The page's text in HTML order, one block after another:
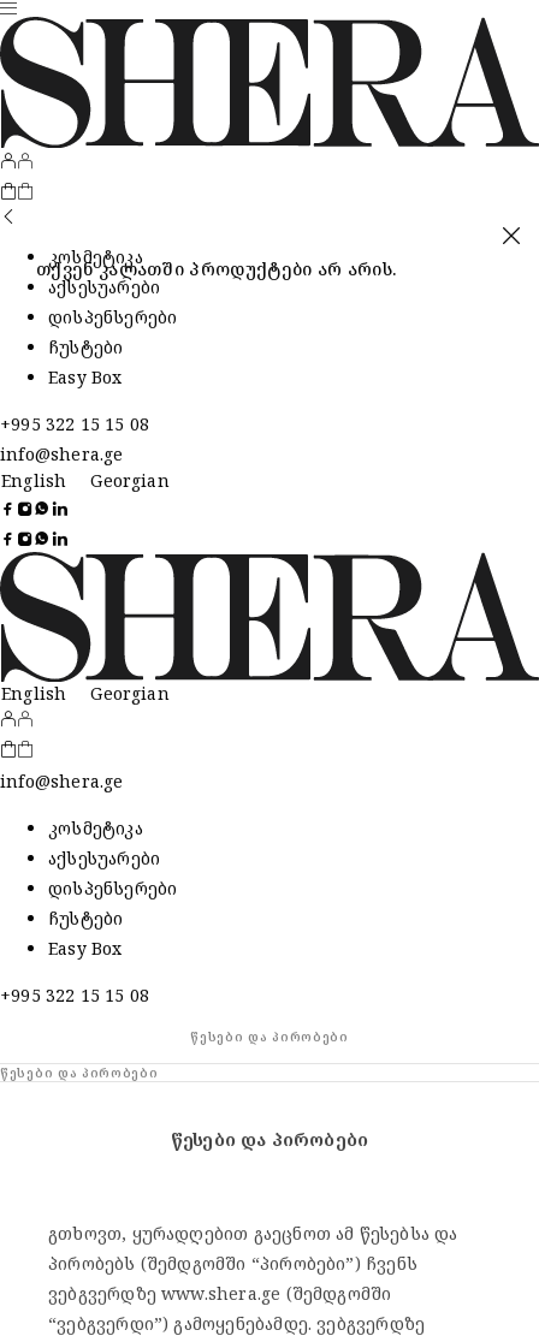
თქვენ კალათში პროდუქტები არ არის.
კოსმეტიკა
აქსესუარები
დისპენსერები
ჩუსტები
Easy Box
+995 322 15 15 08
info@shera.ge
English
Georgian
English Georgian
info@shera.ge
კოსმეტიკა
აქსესუარები
დისპენსერები
ჩუსტები
Easy Box
+995 322 15 15 08
ᲬᲔᲡᲔᲑᲘ ᲓᲐ ᲞᲘᲠᲝᲑᲔᲑᲘ
ᲬᲔᲡᲔᲑᲘ ᲓᲐ ᲞᲘᲠᲝᲑᲔᲑᲘ
წესები და პირობები
გთხოვთ, ყურადღებით გაეცნოთ ამ წესებსა და
პირობებს (შემდგომში “პირობები”) ჩვენს
ვებგვერდზე www.shera.ge (შემდგომში
“ვებგვერდი”) გამოყენებამდე. ვებგვერდზე